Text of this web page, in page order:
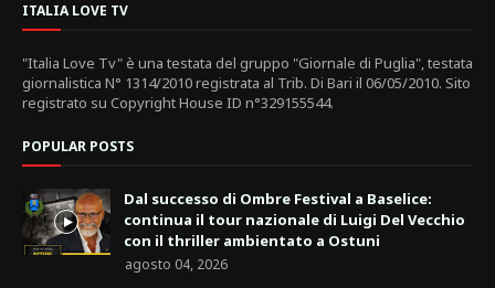
ITALIA LOVE TV
"Italia Love Tv" è una testata del gruppo "Giornale di Puglia", testata
giornalistica N° 1314/2010 registrata al Trib. Di Bari il 06/05/2010. Sito
registrato su Copyright House ID n°329155544.
POPULAR POSTS
Dal successo di Ombre Festival a Baselice:
continua il tour nazionale di Luigi Del Vecchio
con il thriller ambientato a Ostuni
agosto 04, 2026